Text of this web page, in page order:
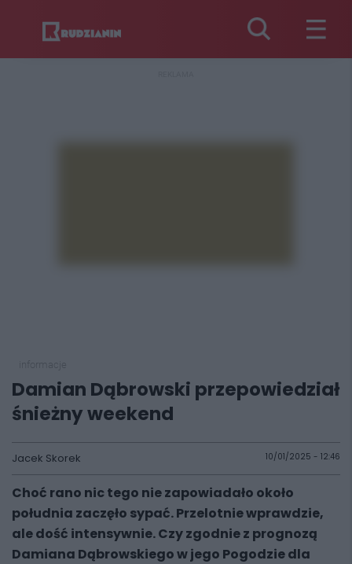
Damian Dąbrowski przepowiedział
śnieżny weekend
Jacek Skorek 10/01/2025 - 12:46
Choć rano nic tego nie zapowiadało około
południa zaczęło sypać. Przelotnie wprawdzie,
ale dość intensywnie. Czy zgodnie z prognozą
Damiana Dąbrowskiego w jego Pogodzie dla